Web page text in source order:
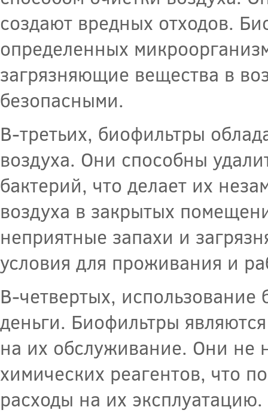
создают вредных отходов.
определенных
загрязняющие вещества в
безопасными.
В-третьих, биофильтры
воздуха. Они способны
бактерий, что делает их
воздуха в закрытых
неприятные запахи и
условия для проживания и
В-четвертых, использование
деньги. Биофильтры
на их обслуживание. Они не
химических реагентов, что
расходы на их эксплуатацию.